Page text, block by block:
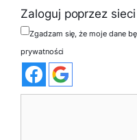
Zaloguj poprzez
Zgadzam się, że moje dane
prywatności